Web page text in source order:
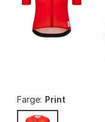
Farge: Print